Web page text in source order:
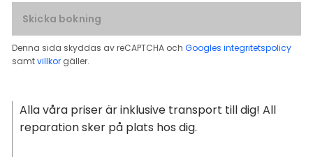
Skicka bokning
Denna sida skyddas av reCAPTCHA och Googles integritetspolicy
samtvillkor gäller.
Alla våra priser är inklusive transport till dig! All
reparation sker på plats hos dig.